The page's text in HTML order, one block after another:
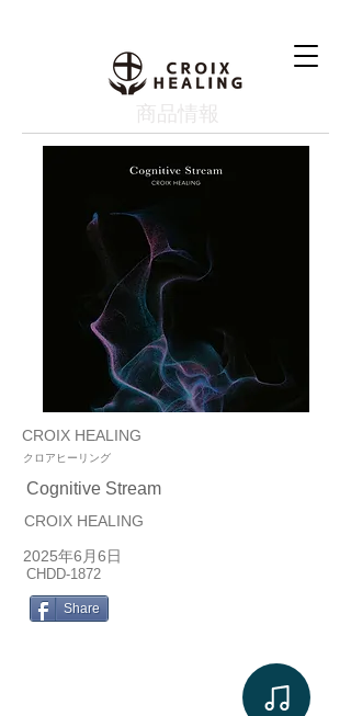
​商品情報
CROIX HEALING
クロアヒーリング
Cognitive Stream
CROIX HEALING
2025年6月6日
CHDD-1872
Share